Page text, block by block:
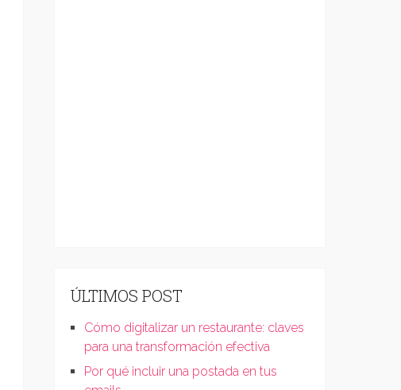
ÚLTIMOS POST
Cómo digitalizar un restaurante: claves
para una transformación efectiva
Por qué incluir una postada en tus